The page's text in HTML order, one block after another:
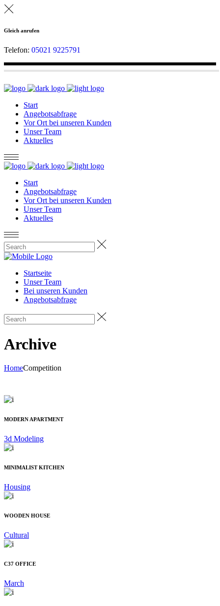
Gleich anrufen
Telefon: 05021 9225791
Start
Angebotsabfrage
Vor Ort bei unseren Kunden
Unser Team
Aktuelles
Start
Angebotsabfrage
Vor Ort bei unseren Kunden
Unser Team
Aktuelles
Startseite
Unser Team
Bei unseren Kunden
Angebotsabfrage
Archive
HomeCompetition
MODERN APARTMENT
3d Modeling
MINIMALIST KITCHEN
Housing
WOODEN HOUSE
Cultural
C37 OFFICE
March